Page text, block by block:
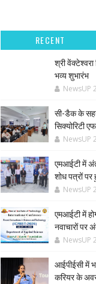
RECENT
श्री वेंक्टेश्वरा
भव्य शुभारंभ
NewsUP
सी-डैक के
सिक्योरिटी
NewsUP
एमआईटी में
शोध पत्रों
NewsUP
एमआईटी में
नवाचारों पर
NewsUP
आईपीईसी में
करियर के